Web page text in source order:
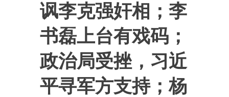
讽李克强奸相；李
书磊上台有戏码；
政治局受挫，习近
平寻军方支持；杨